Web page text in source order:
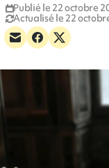
Publié le 22 octobre
Actualisé le 22